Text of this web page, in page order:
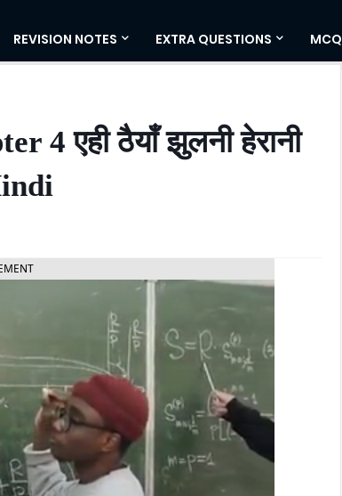
REVISION NOTES EXTRA QUESTIONS MCQ
4 एही ठैयाँ झुलनी हेरानी